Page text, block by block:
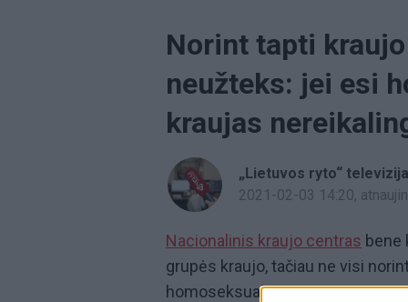
Norint tapti
neužteks: jei esi
kraujas
„Lietuvos ryto“ televizija
2021-02-03 14:20,
Nacionalinis kraujo centras bene
grupės kraujo, tačiau ne visi
homoseksualiems vyrams tai